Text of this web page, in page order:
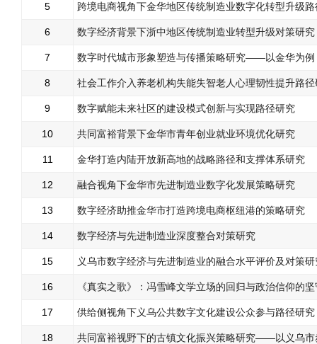
5 跨境电商视角下金华地区传统制造业数字化转型升级
6 数字经济背景下浙中地区传统制造业转型升级对策研究
7 数字时代城市形象塑造与传播策略研究——以金华为例
8 社会工作介入养老机构失能失智老人心理韧性提升路
9 数字赋能未来社区的建设模式创新与实现路径研究
10 共同富裕背景下金华市青年创业就业环境优化研究
11 金华打造内陆开放新高地的战略路径和支撑体系研究
12 融合视角下金华市先进制造业数字化发展策略研究
13 数字经济助推金华市打造跨境电商枢纽港的策略研究
14 数字经济与先进制造业深度整合对策研究
15 义乌市数字经济与先进制造业的融合水平评价及对策研
16 《真实之歌》：冯雪峰文学立场的回归与政治信仰的坚
17 供给侧视角下义乌公共数字文化建设公众参与路径研究
18 共同富裕视野下的古镇文化振兴策略研究——以义乌市